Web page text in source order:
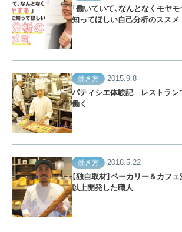
「働いていて、なんとなくモヤ
知ってほしい自己分析のススメ
働き方
2015.9.8
パティシエ体験記 レストラン
働く
働き方
2018.5.22
【独自取材】ベーカリー＆カフ
以上開発した職人